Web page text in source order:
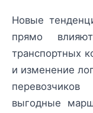
Новые
прямо
транспортных
и изменение
выгодные